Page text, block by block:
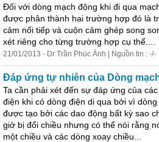
Đối với dòng mạch động khi đi qua
được phân thành hai trường hợp đó là
cảm nối tiếp và cuộn cảm ghép song
xét riêng cho từng trường hợp cụ thể....
21/01/2013 - Dr Trần Phúc Ánh | Nguồn tin : -/-
Đáp ứng tự nhiên của Dòng
Ta cần phải xét đến sự đáp ứng của
điện khi có dòng điện di qua bởi vì
được tạo bởi các dao động bất kỳ sao
giờ bị đổi chiều nhưng có thể nói rằng
một chiều và các dòng xoay chiều...